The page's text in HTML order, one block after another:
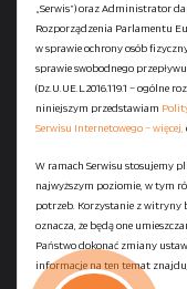
„Serwis”) oraz Administrator
Rozporządzenia Parlamentu
w sprawie ochrony osób
sprawie swobodnego
(Dz.U.UE.L.2016.119.1 – ogólne
niniejszym przedstawiam
Serwisu Internetowego – więcej,
W ramach Serwisu stosujemy
najwyższym poziomie, w tym
potrzeb. Korzystanie z witryny
oznacza, że będą one
Państwo dokonać zmiany
informacje na ten temat